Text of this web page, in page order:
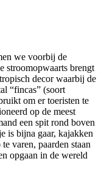
we voorbij de
stroomopwaarts brengt
decor waarbij de
“fincas” (soort
om er toeristen te
op de meest
een spit rond boven
is bijna gaar, kajakken
varen, paarden staan
opgaan in de wereld